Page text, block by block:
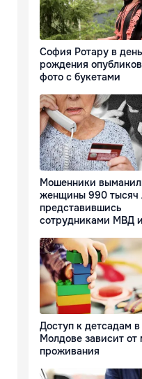
София Ротару в день
рождения
фото с букетами
Мошенники
женщины 990 тысяч
представившись
сотрудниками МВД
Доступ к детсадам в
Молдове зависит от
проживания